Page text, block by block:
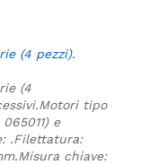
(4 pezzi).
(4
Motori tipo
e
.Filettatura:
Misura chiave: